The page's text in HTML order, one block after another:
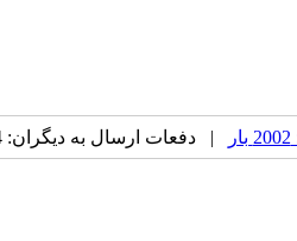
| دفعات ارسال به دیگران: 124 بار |